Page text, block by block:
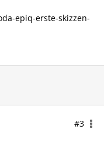
epiq-erste-skizzen-
#3